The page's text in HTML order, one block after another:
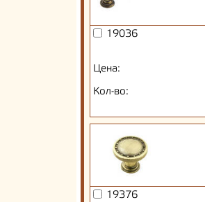
19036
Цена:
Кол-во:
19376